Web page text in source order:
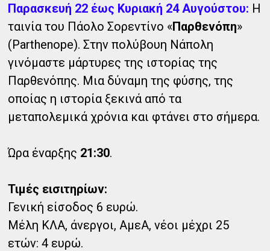
Παρασκευή 22 έως Κυριακή 24 Αυγούστου: Η
ταινία του Πάολο Σορεντίνο «Παρθενόπη»
(Parthenope). Στην πολύβουη Νάπολη
γινόμαστε μάρτυρες της ιστορίας της
Παρθενόπης. Μια δύναμη της φύσης, της
οποίας η ιστορία ξεκινά από τα
μεταπολεμικά χρόνια και φτάνει στο σήμερα.
Ώρα έναρξης 21:30.
Τιμές εισιτηρίων:
Γενική είσοδος 6 ευρώ.
Μέλη ΚΛΑ, άνεργοι, ΑμεΑ, νέοι μέχρι 25
ετών: 4 ευρώ.